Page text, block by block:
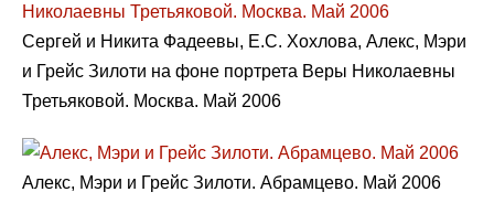
Сергей и Никита Фадеевы, Е.С. Хохлова, Алекс, Мэри
и Грейс Зилоти на фоне портрета Веры Николаевны
Третьяковой. Москва. Май 2006
Алекс, Мэри и Грейс Зилоти. Абрамцево. Май 2006